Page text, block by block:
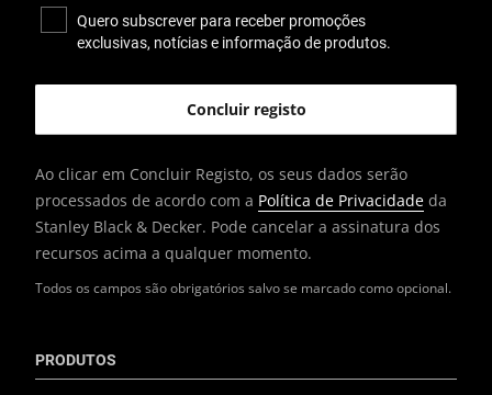
Todos os campos são obrigatórios salvo se marcado como opcional.
Quero subscrever para receber promoções
exclusivas, notícias e informação de produtos.
Ao clicar em Concluir Registo, os seus dados serão
processados de acordo com a Política de Privacidade da
Stanley Black & Decker. Pode cancelar a assinatura dos
recursos acima a qualquer momento.
PRODUTOS